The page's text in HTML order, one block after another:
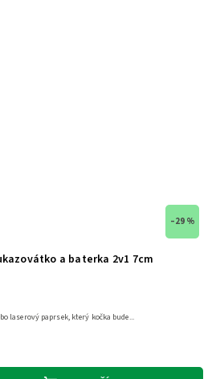
–29 %
a baterka 2v1 7cm
laserový paprsek, který kočka bude...